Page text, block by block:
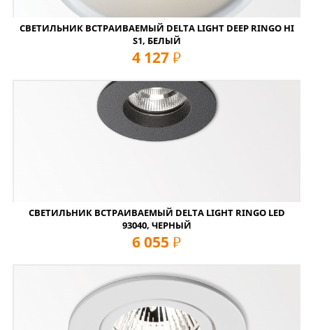
СВЕТИЛЬНИК ВСТРАИВАЕМЫЙ DELTA LIGHT DEEP RINGO HI
S1, БЕЛЫЙ
4 127 руб
СВЕТИЛЬНИК ВСТРАИВАЕМЫЙ DELTA LIGHT RINGO LED
93040, ЧЕРНЫЙ
6 055 руб